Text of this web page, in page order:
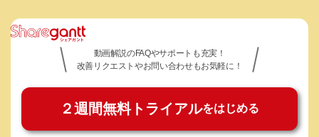
動画解説のFAQやサポートも充実！
改善リクエストやお問い合わせもお気軽に！
２週間無料トライアルをはじめる